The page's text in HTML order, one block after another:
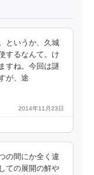
というか、久城
するなんて。け
すね。今回は謎
が、途
2014年11月23日
の間にか全く違
ての展開の鮮や